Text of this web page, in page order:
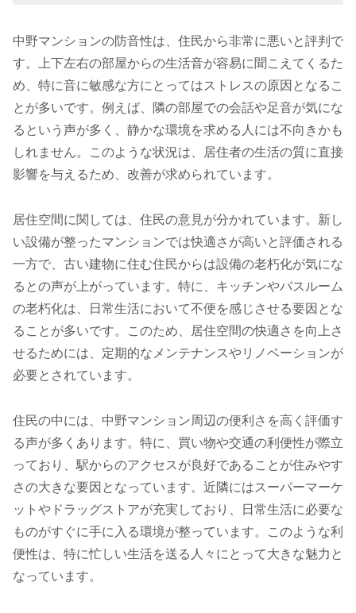
中野マンションの防音性は、住民から非常に悪いと評判で
す。上下左右の部屋からの生活音が容易に聞こえてくるた
め、特に音に敏感な方にとってはストレスの原因となるこ
とが多いです。例えば、隣の部屋での会話や足音が気にな
るという声が多く、静かな環境を求める人には不向きかも
しれません。このような状況は、居住者の生活の質に直接
影響を与えるため、改善が求められています。
居住空間に関しては、住民の意見が分かれています。新し
い設備が整ったマンションでは快適さが高いと評価される
一方で、古い建物に住む住民からは設備の老朽化が気にな
るとの声が上がっています。特に、キッチンやバスルーム
の老朽化は、日常生活において不便を感じさせる要因とな
ることが多いです。このため、居住空間の快適さを向上さ
せるためには、定期的なメンテナンスやリノベーションが
必要とされています。
住民の中には、中野マンション周辺の便利さを高く評価す
る声が多くあります。特に、買い物や交通の利便性が際立
っており、駅からのアクセスが良好であることが住みやす
さの大きな要因となっています。近隣にはスーパーマーケ
ットやドラッグストアが充実しており、日常生活に必要な
ものがすぐに手に入る環境が整っています。このような利
便性は、特に忙しい生活を送る人々にとって大きな魅力と
なっています。